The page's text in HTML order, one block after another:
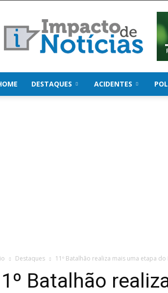
de
Notícias
DESTAQUES ACIDENTES
Destaques 11º Batalhão realiza mais uma etapa do
Batalhão